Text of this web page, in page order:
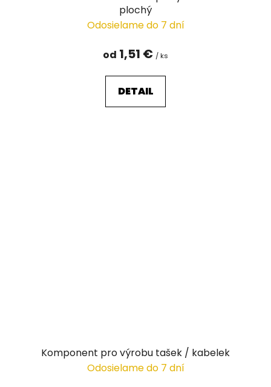
plochý
Odosielame do 7 dní
od 1,51 € / ks
DETAIL
Komponent pro výrobu tašek / kabelek
Odosielame do 7 dní